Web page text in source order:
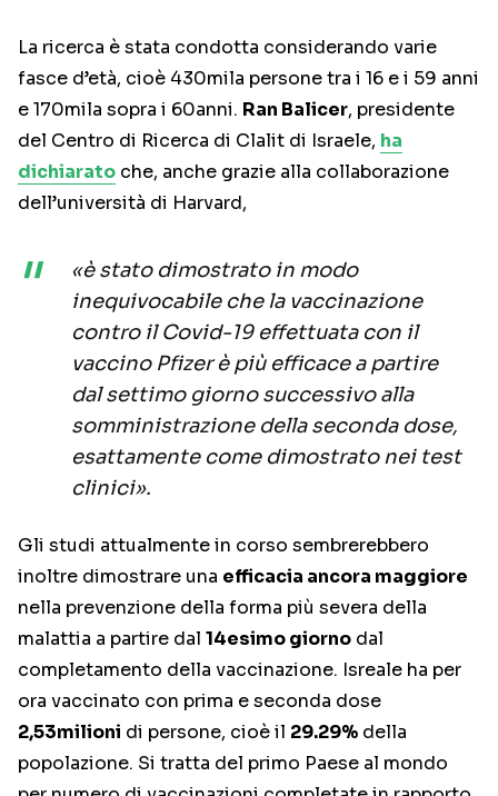
La ricerca è stata condotta considerando varie
fasce d’età, cioè 430mila persone tra i 16 e i 59 anni
e 170mila sopra i 60anni. Ran Balicer, presidente
del Centro di Ricerca di Clalit di Israele, ha
dichiarato che, anche grazie alla collaborazione
dell’università di Harvard,
«è stato dimostrato in modo
inequivocabile che la vaccinazione
contro il Covid-19 effettuata con il
vaccino Pfizer è più efficace a partire
dal settimo giorno successivo alla
somministrazione della seconda dose,
esattamente come dimostrato nei test
clinici».
Gli studi attualmente in corso sembrerebbero
inoltre dimostrare una efficacia ancora maggiore
nella prevenzione della forma più severa della
malattia a partire dal 14esimo giorno dal
completamento della vaccinazione. Isreale ha per
ora vaccinato con prima e seconda dose
2,53milioni di persone, cioè il 29.29% della
popolazione. Si tratta del primo Paese al mondo